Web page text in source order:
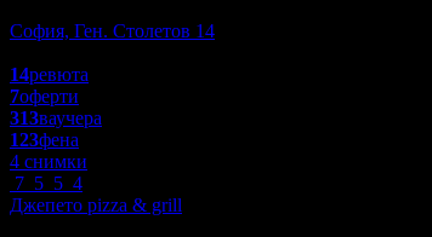
София, Ген. Столетов 14
14ревюта
7оферти
313ваучера
123фена
4 снимки
7 5 5 4
Джепето рizza & grill